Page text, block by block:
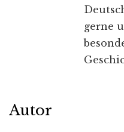
gerne
Autor